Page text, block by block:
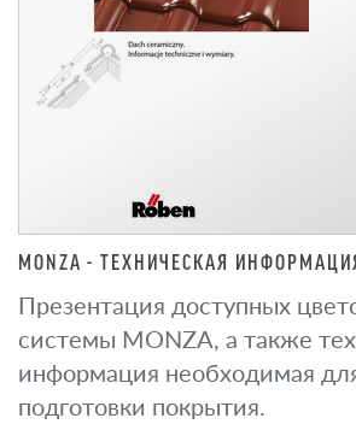
MONZA - ТЕХНИЧЕСКАЯ
Презентация доступных
системы MONZA, а также
информация необходимая
подготовки покрытия.